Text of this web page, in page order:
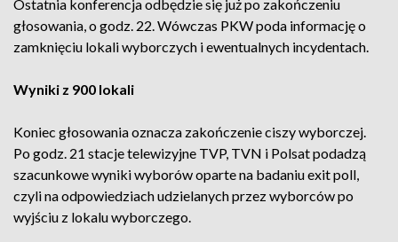
Ostatnia konferencja odbędzie się już po zakończeniu
głosowania, o godz. 22. Wówczas PKW poda informację o
zamknięciu lokali wyborczych i ewentualnych incydentach.
Wyniki z 900 lokali
Koniec głosowania oznacza zakończenie ciszy wyborczej.
Po godz. 21 stacje telewizyjne TVP, TVN i Polsat podadzą
szacunkowe wyniki wyborów oparte na badaniu exit poll,
czyli na odpowiedziach udzielanych przez wyborców po
wyjściu z lokalu wyborczego.